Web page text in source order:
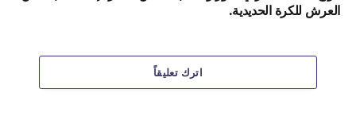
العرش للكرة الحديدية.
اترك تعليقاً